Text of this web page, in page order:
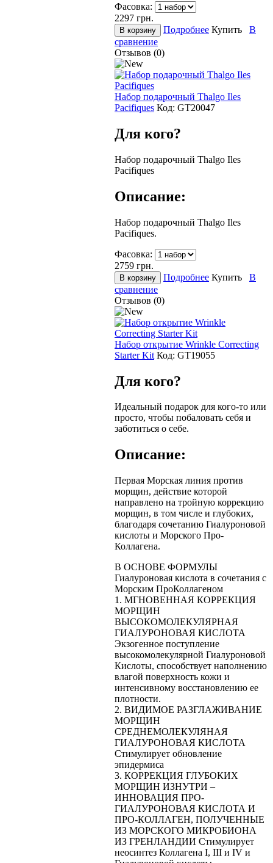
Фасовка:
2297 грн.
Подробнее Купить
В
сравнение
Отзывов (0)
Набор подарочный Thalgo Iles
Pacifiques Код: GT20047
Для кого?
Набор подарочный Thalgo Iles
Pacifiques
Описание:
Набор подарочный Thalgo Iles
Pacifiques.
Фасовка:
2759 грн.
Подробнее Купить
В
сравнение
Отзывов (0)
Набор открытие Wrinkle Correcting
Starter Kit Код: GT19055
Для кого?
Идеальный подарок для кого-то или
просто, чтобы побаловать себя и
заботиться о себе.
Описание:
Первая Морская линия против
морщин, действие которой
направлено на тройную коррекцию
морщин, в том числе и глубоких,
благодаря сочетанию Гиалуроновой
кислоты и Морского Про-
Коллагена.
В ОСНОВЕ ФОРМУЛЫ
Гиалуроновая кислота в сочетания с
Морским ПроКоллагеном
1. МГНОВЕННАЯ КОРРЕКЦИЯ
МОРЩИН
ВЫСОКОМОЛЕКУЛЯРНАЯ
ГИАЛУРОНОВАЯ КИСЛОТА
Экзогенное поступление
высокомолекулярной Гиалуроновой
Кислоты, способствует наполнению
влагой поверхность кожи и
интенсивному восстановлению ее
плотности.
2. ВИДИМОЕ РАЗГЛАЖИВАНИЕ
МОРЩИН
СРЕДНЕМОЛЕКУЛЯНАЯ
ГИАЛУРОНОВАЯ КИСЛОТА
Стимулирует обновление
эпидермиса
3. КОРРЕКЦИЯ ГЛУБОКИХ
МОРЩИН ИЗНУТРИ –
ИННОВАЦИЯ ПРО-
ГИАЛУРОНОВАЯ КИСЛОТА И
ПРО-КОЛЛАГЕН, ПОЛУЧЕННЫЕ
ИЗ МОРСКОГО МИКРОБИОНА
ИЗ ГРЕНЛАНДИИ Стимулирует
неосинтез Коллагена I, III и IV и